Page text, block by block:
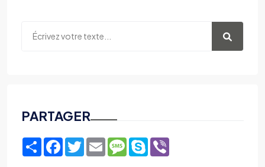
PARTAGER
ShareFacebook
TwitterEmailMessage
Skype